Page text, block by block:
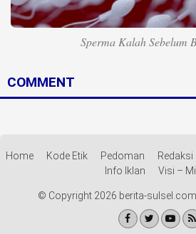
Video
Disclaimer
Sperma Kalah Sebelum
COMMENT
Home Kode Etik Pedoman Redaksi
Info Iklan
Visi –
© Copyright 2026 berita-sulsel.com